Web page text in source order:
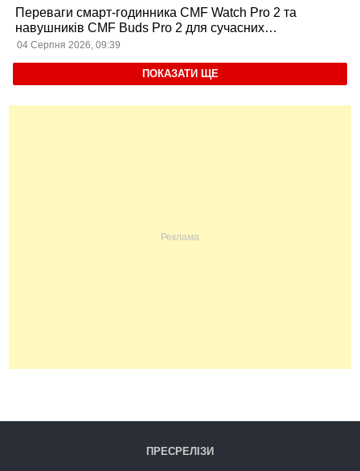
Переваги смарт-годинника CMF Watch Pro 2 та
навушників CMF Buds Pro 2 для сучасних
користувачів
04 Серпня 2026, 09:39
ПОКАЗАТИ ЩЕ
ПРЕСРЕЛІЗИ